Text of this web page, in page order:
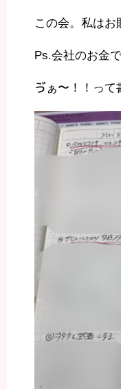
この会。私はお
Ps.会社のお金
ゔぁ〜！！って